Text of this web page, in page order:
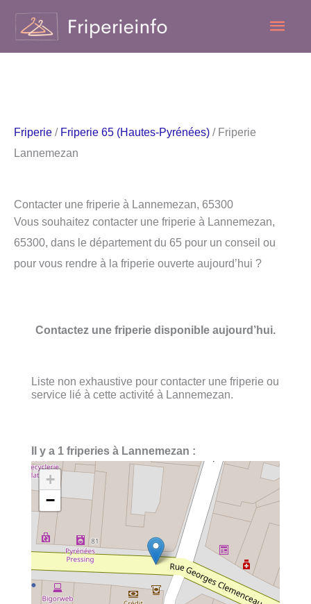
contenu
Friperie / Friperie 65 (Hautes-Pyrénées) / Friperie
Lannemezan
Contacter une friperie à Lannemezan, 65300
Vous souhaitez contacter une friperie à Lannemezan,
65300, dans le département du 65 pour un conseil ou
pour vous rendre à la friperie ouverte aujourd’hui ?
Contactez une friperie disponible aujourd’hui.
Liste non exhaustive pour contacter une friperie ou
service lié à cette activité à Lannemezan.
Il y a 1 friperies à Lannemezan :
+
−